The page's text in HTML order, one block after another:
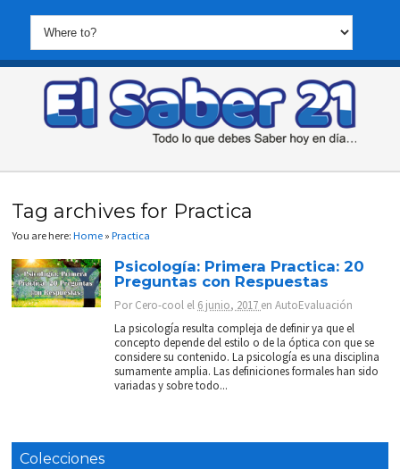
Tag archives for Practica
You are here:Home »Practica
Psicología: Primera Practica: 20
Preguntas con Respuestas
PorCero-cool el 6 junio, 2017 enAutoEvaluación
La psicología resulta compleja de definir ya que el
concepto depende del estilo o de la óptica con que se
considere su contenido. La psicología es una disciplina
sumamente amplia. Las definiciones formales han sido
variadas y sobre todo...
Colecciones